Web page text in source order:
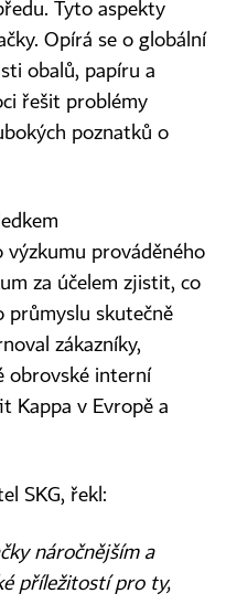
Tyto aspekty
Opírá se o globální
obalů, papíru a
řešit problémy
poznatků o
výzkumu prováděného
za účelem zjistit, co
průmyslu skutečně
zákazníky,
obrovské interní
Kappa v Evropě a
SKG, řekl:
náročnějším a
příležitostí pro ty,